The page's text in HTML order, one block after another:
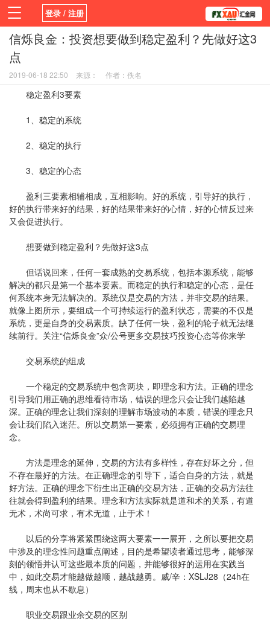
登录 / 注册
首页 新闻 观点 货币
学院
平台
信烁良金：投资想要做到稳定盈利？先做好这3
点
2019-06-18 22:50 来源： 作者：佚名
稳定盈利3要素
1、稳定的系统
2、稳定的执行
3、稳定的心态
盈利三要素相辅相成，互相影响。好的系统，引导好的执行，
好的执行带来好的结果，好的结果带来好的心情，好的心情反过来
又会促进执行。
想要做到稳定盈利？先做好这3点
但话说回来，任何一套成熟的交易系统 ，包括本源系统，能够
解决的都只是第一个基本要素。而稳定的执行和稳定的心态，是任
何系统本身无法解决的。系统仅是交易的方法，并非交易的结果。
就像上图所示，要组成一个可持续运行的盈利状态，需要的不仅是
系统，更是自身的交易素质。缺了任何一块，盈利的轮子就无法继
续前行。关注“信烁良金”众/公号更多交易技巧投资心态等你来学
交易系统的组成
一个稳定的交易系统中包含两块，即理念和方法。正确的理念
引导我们用正确的思维看待市场，错误的理念只会让我们越陷越
深。正确的理念让我们深刻的理解市场波动的本质，错误的理念只
会让我们陷入迷茫。所以交易第一要素，必须拥有正确的交易理
念。
方法是理念的延伸，交易的方法有多样性，存在好坏之分，但
不存在最好的方法。在正确理念的引导下，适合自身的方法，就是
好方法。正确的理念下衍生出正确的交易方法，正确的交易方法往
往就会得到盈利的结果。理念和方法实际就是道和术的关系，有道
无术，术尚可求，有术无道，止于术！
以后的分享将紧紧围绕这两大要素一一展开，之所以要把交易
中涉及的理念性问题重点阐述，目的是希望读者通过思考，能够深
刻的领悟并认可这些最本质的问题，并能够很好的运用在实践当
中，如此交易才能越做越顺，越战越勇。威/辛：XSLJ28（24h在
线，周末也从不歇息）
职业交易跟业余交易的区别